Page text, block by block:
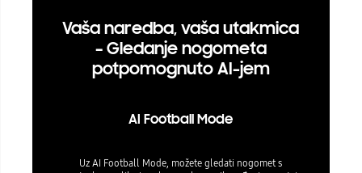
Vaša naredba, vaša utakmica
– Gledanje nogometa
potpomognuto AI-jem
AI Football Mode
Uz AI Football Mode, možete gledati nogomet s